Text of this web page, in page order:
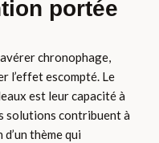
portée
chronophage,
l’effet escompté. Le
est leur capacité à
solutions contribuent à
thème qui